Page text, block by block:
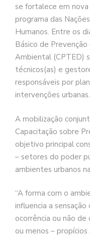
se fortalece em
programa das
Humanos. Entre os
Básico de
Ambiental (CPTED)
técnicos(as) e
responsáveis por
intervenções urbanas.
A mobilização
Capacitação sobre
objetivo principal
– setores do poder
ambientes urbanos
“A forma com o
influencia a
ocorrência ou não de
ou menos –